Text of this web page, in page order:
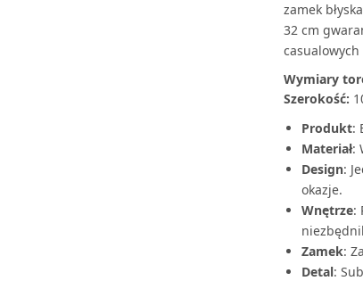
zamek
32 cm
Wymiary
Szerokość:
Produkt:
Materiał:
Design:
okazje.
Wnętrze:
Zamek:
Detal: